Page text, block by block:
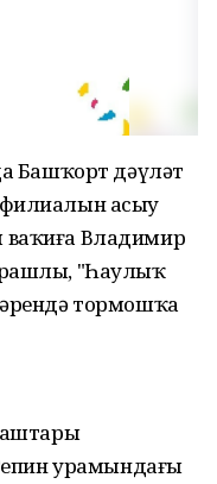
Башҡорт дәүләт
асыу
Владимир
"Һаулыҡ
тормошҡа
урамындағы